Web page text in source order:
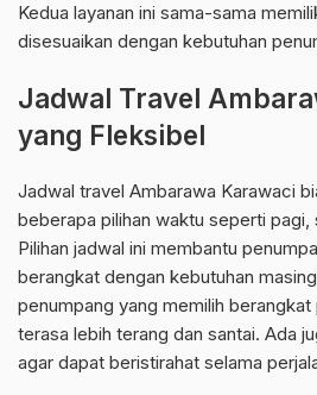
Kedua layanan ini sama-sama
disesuaikan dengan kebutuhan
Jadwal Travel
yang Fleksibel
Jadwal travel Ambarawa Karawaci
beberapa pilihan waktu seperti pagi,
Pilihan jadwal ini membantu
berangkat dengan kebutuhan
penumpang yang memilih berangkat
terasa lebih terang dan santai. Ada
agar dapat beristirahat selama